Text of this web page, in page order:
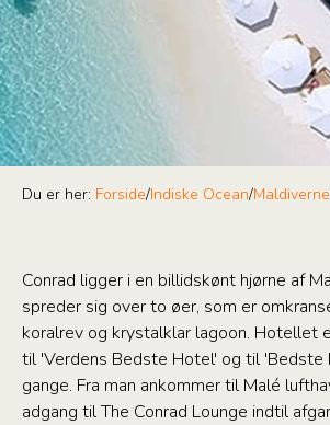
Du er her: Forside/Indiske Ocean/Maldiverne
Conrad ligger i en billidskønt hjørne af
spreder sig over to øer, som er
koralrev og krystalklar lagoon. Hotellet
til 'Verdens Bedste Hotel' og til 'Bedste
gange. Fra man ankommer til Malé
adgang til The Conrad Lounge indtil